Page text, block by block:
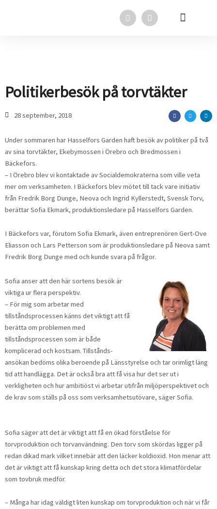
F
a
c
L
i
n
Politikerbesök på torvtäkter
28 september, 2018
Under sommaren har Hasselfors Garden haft besök av politiker på två
av sina torvtäkter, Ekebymossen i Örebro och Bredmossen i
Bäckefors.
– I Örebro blev vi kontaktade av Socialdemokraterna som ville veta
mer om verksamheten. I Bäckefors blev mötet till tack vare initiativ
från Fredrik Borg Dunge, Neova och Ingrid Kyller­stedt, Svensk Torv,
berättar Sofia Ekmark, produktionsledare på Hasselfors Garden.
I Bäckefors var, förutom Sofia Ekmark, även entreprenö­ren Gert-Ove
Eliasson och Lars Petterson som är produk­tionsledare på Neova samt
Fredrik Borg Dunge med och kunde svara på frågor.
Sofia anser att den här sortens besök är
viktiga ur flera perspektiv.
– För mig som arbetar med
tillståndsprocessen känns det viktigt att få
berätta om problemen med
tillståndsproces­sen som är både
komplicerad och kostsam. Tillstånds­
ansökan bedöms olika beroende på Länsstyrelse och tar orimligt läng
tid att handlägga. Det är också bra att få visa hur det ser ut i
verkligheten och hur ambitiöst vi arbetar utifrån miljöperspektivet och
de krav som ställs på oss som verksamhetsutövare, säger Sofia.
Sofia säger att det är viktigt att få en ökad förståelse för
torvproduktion och torvanvändning. Den torv som skördas ligger på
redan dikad mark vilket innebär att den läcker koldioxid. Hon menar att
det är viktigt att få kunskap kring detta och det stora klimatfördelar
som tovbruk medför.
– Många har idag väldigt liten kunskap om torvproduk­tion och när vi får